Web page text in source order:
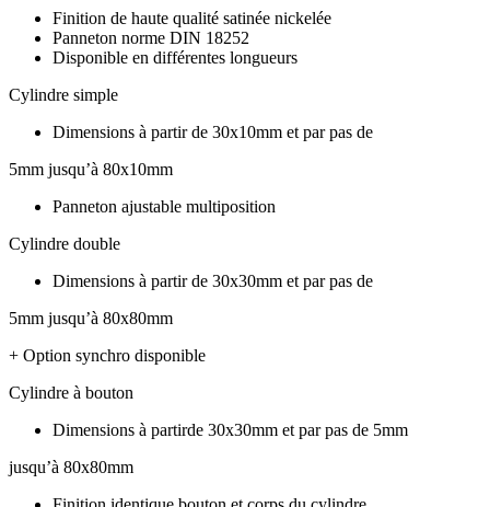
Finition de haute qualité satinée nickelée
Panneton norme DIN 18252
Disponible en différentes longueurs
Cylindre simple
Dimensions à partir de 30x10mm et par pas de
5mm jusqu’à 80x10mm
Panneton ajustable multiposition
Cylindre double
Dimensions à partir de 30x30mm et par pas de
5mm jusqu’à 80x80mm
+ Option synchro disponible
Cylindre à bouton
Dimensions à partirde 30x30mm et par pas de 5mm
jusqu’à 80x80mm